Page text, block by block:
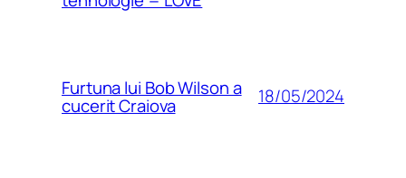
Furtuna lui Bob Wilson a
cucerit Craiova 18/05/2024